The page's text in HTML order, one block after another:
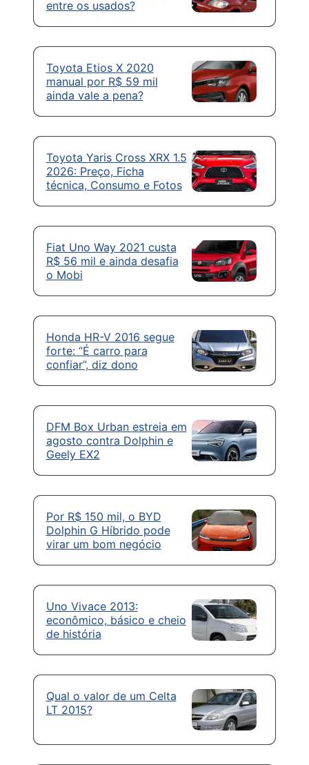
entre os usados?
Toyota Etios X 2020
manual por R$ 59 mil
ainda vale a pena?
Toyota Yaris Cross XRX 1.5
2026: Preço, Ficha
técnica, Consumo e Fotos
Fiat Uno Way 2021 custa
R$ 56 mil e ainda desafia
o Mobi
Honda HR-V 2016 segue
forte: “É carro para
confiar”, diz dono
DFM Box Urban estreia em
agosto contra Dolphin e
Geely EX2
Por R$ 150 mil, o BYD
Dolphin G Híbrido pode
virar um bom negócio
Uno Vivace 2013:
econômico, básico e cheio
de história
Qual o valor de um Celta
LT 2015?